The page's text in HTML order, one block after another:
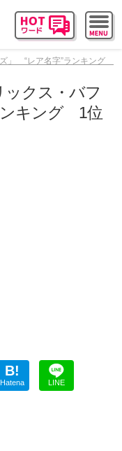
」 “レア名字”ランキング
ックス・バフ
ンキング 1位
B!
Hatena LINE